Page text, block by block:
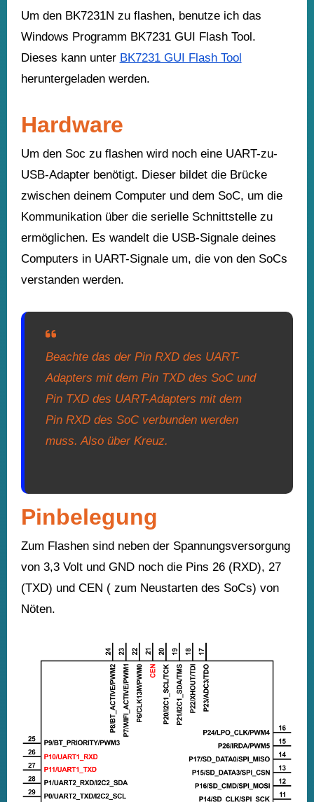
Um den BK7231N zu flashen, benutze ich das
Windows Programm BK7231 GUI Flash Tool.
Dieses kann unter BK7231 GUI Flash Tool
heruntergeladen werden.
Hardware
Um den Soc zu flashen wird noch eine UART-zu-
USB-Adapter benötigt. Dieser bildet die Brücke
zwischen deinem Computer und dem SoC, um die
Kommunikation über die serielle Schnittstelle zu
ermöglichen. Es wandelt die USB-Signale deines
Computers in UART-Signale um, die von den SoCs
verstanden werden.
Beachte das der Pin RXD des UART-
Adapters mit dem Pin TXD des SoC und
Pin TXD des UART-Adapters mit dem
Pin RXD des SoC verbunden werden
muss. Also über Kreuz.
Pinbelegung
Zum Flashen sind neben der Spannungsversorgung
von 3,3 Volt und GND noch die Pins 26 (RXD), 27
(TXD) und CEN ( zum Neustarten des SoCs) von
Nöten.